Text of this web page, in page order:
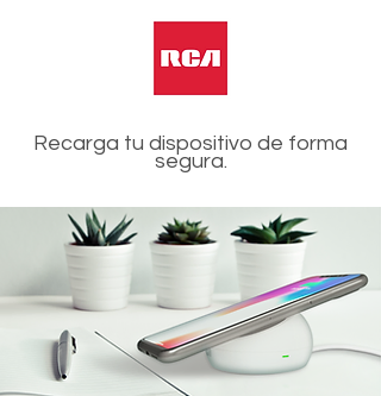
Recarga tu dispositivo de forma
segura.